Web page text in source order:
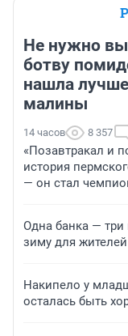
Не нужно
ботву
нашла
малины
14 часов 8 357
«Позавтракал и
история
— он стал
Одна банка — три
зиму для
Накипело у
осталась быть